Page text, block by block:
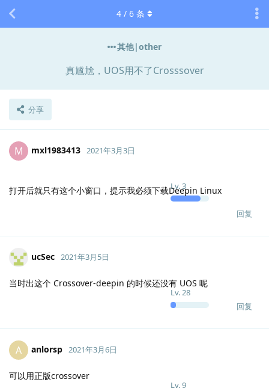
其他|other
真尴尬，UOS用不了Crosssover
分享
4 / 6 条
M mxl1983413
Lv.3
2021年3月3日
打开后就只有这个小窗口，提示我必须下载Deepin Linux
回复
ucSec
Lv.28
2021年3月5日
当时出这个 Crossover-deepin 的时候还没有 UOS 呢
回复
A anlorsp
Lv.9
2021年3月6日
可以用正版crossover